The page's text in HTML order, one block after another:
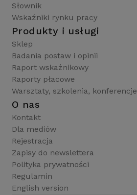
Słownik
Wskaźniki rynku pracy
Produkty i usługi
Sklep
Badania postaw i opinii
Raport wskaźnikowy
Raporty płacowe
Warsztaty, szkolenia, konferencje
O nas
Kontakt
Dla mediów
Rejestracja
Zapisy do newslettera
Polityka prywatności
Regulamin
English version